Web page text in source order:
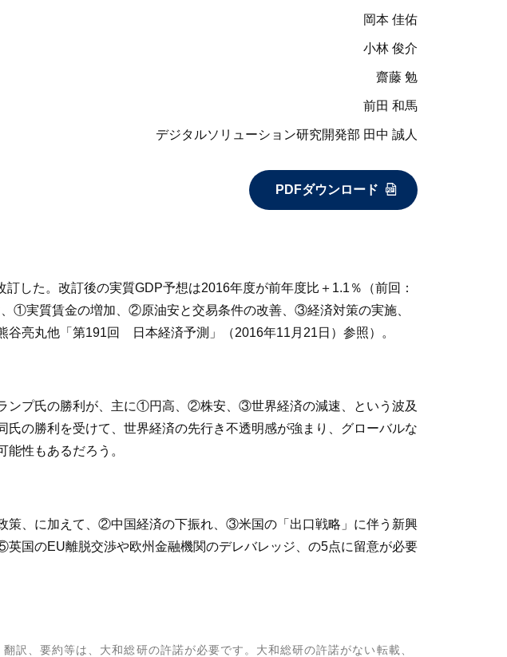
岡本 佳佑
小林 俊介
齋藤 勉
前田 和馬
デジタルソリューション研究開発部 田中 誠人
PDFダウンロード
した。改訂後の実質GDP予想は2016年度が前年度比＋1.1％（前回：
①実質賃金の増加、②原油安と交易条件の改善、③経済対策の実施、
亮丸他「第191回 日本経済予測」（2016年11月21日）参照）。
ンプ氏の勝利が、主に①円高、②株安、③世界経済の減速、という波及
の勝利を受けて、世界経済の先行き不透明感が強まり、グローバルな
性もあるだろう。
策、に加えて、②中国経済の下振れ、③米国の「出口戦略」に伴う新興
国のEU離脱交渉や欧州金融機関のデレバレッジ、の5点に留意が必要
訳、要約等は、大和総研の許諾が必要です。大和総研の許諾がない転載、